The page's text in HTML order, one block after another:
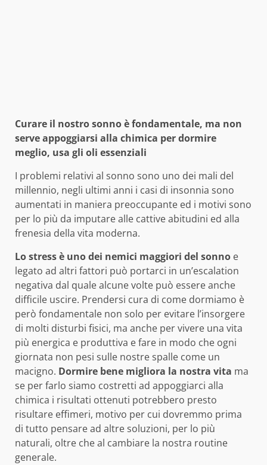
Curare il nostro sonno è fondamentale, ma non
serve appoggiarsi alla chimica per dormire
meglio, usa gli oli essenziali
I problemi relativi al sonno sono uno dei mali del
millennio, negli ultimi anni i casi di insonnia sono
aumentati in maniera preoccupante ed i motivi sono
per lo più da imputare alle cattive abitudini ed alla
frenesia della vita moderna.
Lo stress è uno dei nemici maggiori del sonno e
legato ad altri fattori può portarci in un’escalation
negativa dal quale alcune volte può essere anche
difficile uscire. Prendersi cura di come dormiamo è
però fondamentale non solo per evitare l’insorgere
di molti disturbi fisici, ma anche per vivere una vita
più energica e produttiva e fare in modo che ogni
giornata non pesi sulle nostre spalle come un
macigno. Dormire bene migliora la nostra vita ma
se per farlo siamo costretti ad appoggiarci alla
chimica i risultati ottenuti potrebbero presto
risultare effimeri, motivo per cui dovremmo prima
di tutto pensare ad altre soluzioni, per lo più
naturali, oltre che al cambiare la nostra routine
generale.